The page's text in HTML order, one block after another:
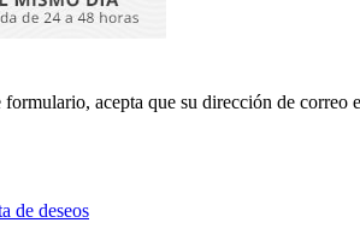
formulario, acepta que su dirección de
de deseos